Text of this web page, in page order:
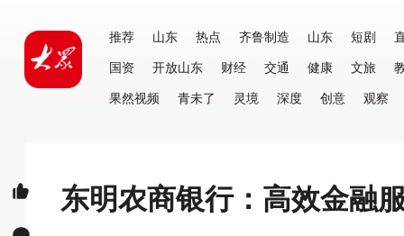
推荐 山东 热点 齐鲁制造 山东 短剧
国资
开放山东 财经 交通 健康 文旅
果然视频
青未了 灵境 深度 创意 观察
东明农商银行：高效金融